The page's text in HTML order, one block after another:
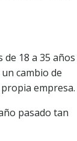
18 a 35 años
cambio de
empresa.
pasado tan